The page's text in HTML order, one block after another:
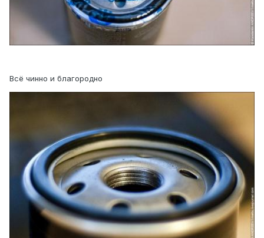
Всё чинно и благородно